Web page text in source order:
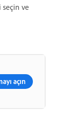
seçin ve
açın